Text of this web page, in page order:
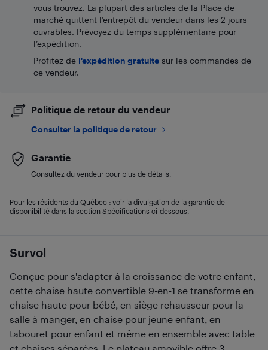
Survol
Conçue pour s'adapter à la croissance de votre enfant,
cette chaise haute convertible 9-en-1 se transforme en
chaise haute pour bébé, en siège rehausseur pour la
salle à manger, en chaise pour jeune enfant, en
tabouret pour enfant et même en ensemble avec table
vous trouvez. La plupart des articles de la Place de
marché quittent l’entrepôt du vendeur dans les 2 jours
ouvrables. Prévoyez du temps supplémentaire pour
l’expédition.
Profitez de l'expédition gratuite sur les commandes de
ce vendeur.
Politique de retour du vendeur
Consulter la politique de retour
Garantie
Consultez du vendeur pour plus de détails.
Pour les résidents du Québec : voir la divulgation de la garantie de
disponibilité dans la section Spécifications ci-dessous.